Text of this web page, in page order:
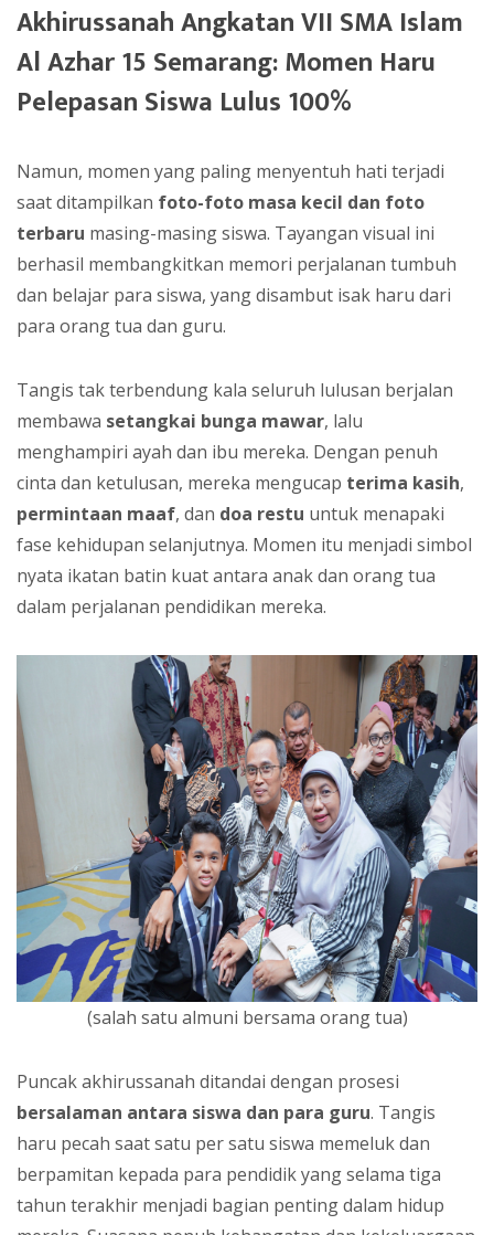
Akhirussanah Angkatan VII SMA Islam
Al Azhar 15 Semarang: Momen Haru
Pelepasan Siswa Lulus 100%
Namun, momen yang paling menyentuh hati terjadi
saat ditampilkan foto-foto masa kecil dan foto
terbaru masing-masing siswa. Tayangan visual ini
berhasil membangkitkan memori perjalanan tumbuh
dan belajar para siswa, yang disambut isak haru dari
para orang tua dan guru.
Tangis tak terbendung kala seluruh lulusan berjalan
membawa setangkai bunga mawar, lalu
menghampiri ayah dan ibu mereka. Dengan penuh
cinta dan ketulusan, mereka mengucap terima kasih,
permintaan maaf, dan doa restu untuk menapaki
fase kehidupan selanjutnya. Momen itu menjadi simbol
nyata ikatan batin kuat antara anak dan orang tua
dalam perjalanan pendidikan mereka.
(salah satu almuni bersama orang tua)
Puncak akhirussanah ditandai dengan prosesi
bersalaman antara siswa dan para guru. Tangis
haru pecah saat satu per satu siswa memeluk dan
berpamitan kepada para pendidik yang selama tiga
tahun terakhir menjadi bagian penting dalam hidup